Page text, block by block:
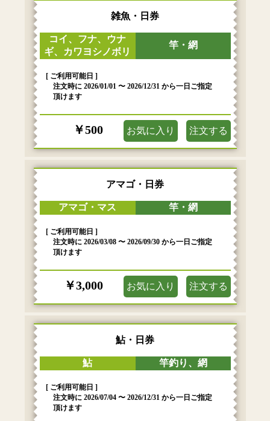
雑魚・日券
コイ、フナ、ウナ
ギ、カワヨシノボリ
竿・網
[ ご利用可能日 ]
注文時に 2026/01/01 〜 2026/12/31 から一日ご指定
頂けます
￥500 お気に入り 注文する
アマゴ・日券
アマゴ・マス 竿・網
[ ご利用可能日 ]
注文時に 2026/03/08 〜 2026/09/30 から一日ご指定
頂けます
￥3,000 お気に入り 注文する
鮎・日券
鮎 竿釣り、網
[ ご利用可能日 ]
注文時に 2026/07/04 〜 2026/12/31 から一日ご指定
頂けます